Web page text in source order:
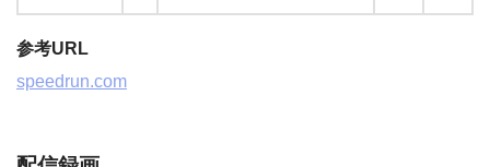
参考URL
speedrun.com